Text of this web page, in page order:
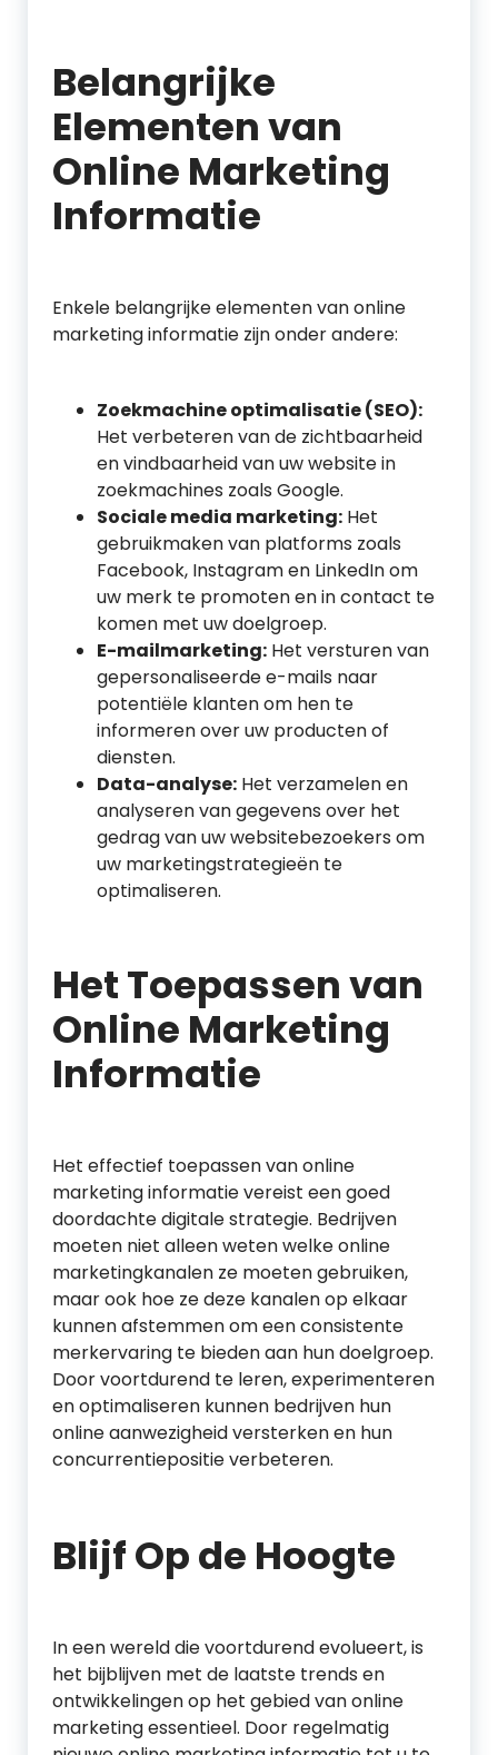
Belangrijke
Elementen van
Online Marketing
Informatie
Enkele belangrijke elementen van online
marketing informatie zijn onder andere:
Zoekmachine optimalisatie (SEO):
Het verbeteren van de zichtbaarheid
en vindbaarheid van uw website in
zoekmachines zoals Google.
Sociale media marketing: Het
gebruikmaken van platforms zoals
Facebook, Instagram en LinkedIn om
uw merk te promoten en in contact te
komen met uw doelgroep.
E-mailmarketing: Het versturen van
gepersonaliseerde e-mails naar
potentiële klanten om hen te
informeren over uw producten of
diensten.
Data-analyse: Het verzamelen en
analyseren van gegevens over het
gedrag van uw websitebezoekers om
uw marketingstrategieën te
optimaliseren.
Het Toepassen van
Online Marketing
Informatie
Het effectief toepassen van online
marketing informatie vereist een goed
doordachte digitale strategie. Bedrijven
moeten niet alleen weten welke online
marketingkanalen ze moeten gebruiken,
maar ook hoe ze deze kanalen op elkaar
kunnen afstemmen om een consistente
merkervaring te bieden aan hun doelgroep.
Door voortdurend te leren, experimenteren
en optimaliseren kunnen bedrijven hun
online aanwezigheid versterken en hun
concurrentiepositie verbeteren.
Blijf Op de Hoogte
In een wereld die voortdurend evolueert, is
het bijblijven met de laatste trends en
ontwikkelingen op het gebied van online
marketing essentieel. Door regelmatig